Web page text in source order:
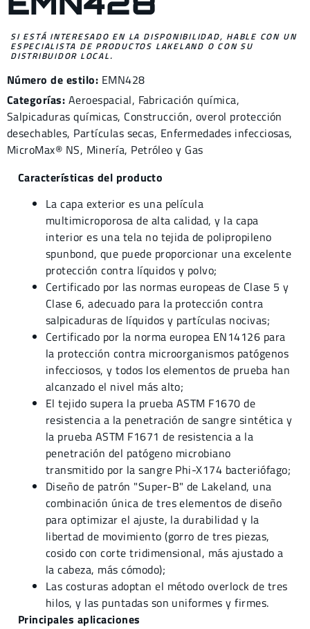
SI ESTÁ INTERESADO EN LA DISPONIBILIDAD, HABLE CON UN
ESPECIALISTA DE PRODUCTOS LAKELAND O CON SU
DISTRIBUIDOR LOCAL.
Número de estilo: EMN428
Categorías: Aeroespacial, Fabricación química,
Salpicaduras químicas, Construcción, overol protección
desechables, Partículas secas, Enfermedades infecciosas,
MicroMax® NS, Minería, Petróleo y Gas
Características del producto
La capa exterior es una película
multimicroporosa de alta calidad, y la capa
interior es una tela no tejida de polipropileno
spunbond, que puede proporcionar una excelente
protección contra líquidos y polvo;
Certificado por las normas europeas de Clase 5 y
Clase 6, adecuado para la protección contra
salpicaduras de líquidos y partículas nocivas;
Certificado por la norma europea EN14126 para
la protección contra microorganismos patógenos
infecciosos, y todos los elementos de prueba han
alcanzado el nivel más alto;
El tejido supera la prueba ASTM F1670 de
resistencia a la penetración de sangre sintética y
la prueba ASTM F1671 de resistencia a la
penetración del patógeno microbiano
transmitido por la sangre Phi-X174 bacteriófago;
Diseño de patrón "Super-B" de Lakeland, una
combinación única de tres elementos de diseño
para optimizar el ajuste, la durabilidad y la
libertad de movimiento (gorro de tres piezas,
cosido con corte tridimensional, más ajustado a
la cabeza, más cómodo);
Las costuras adoptan el método overlock de tres
hilos, y las puntadas son uniformes y firmes.
Principales aplicaciones